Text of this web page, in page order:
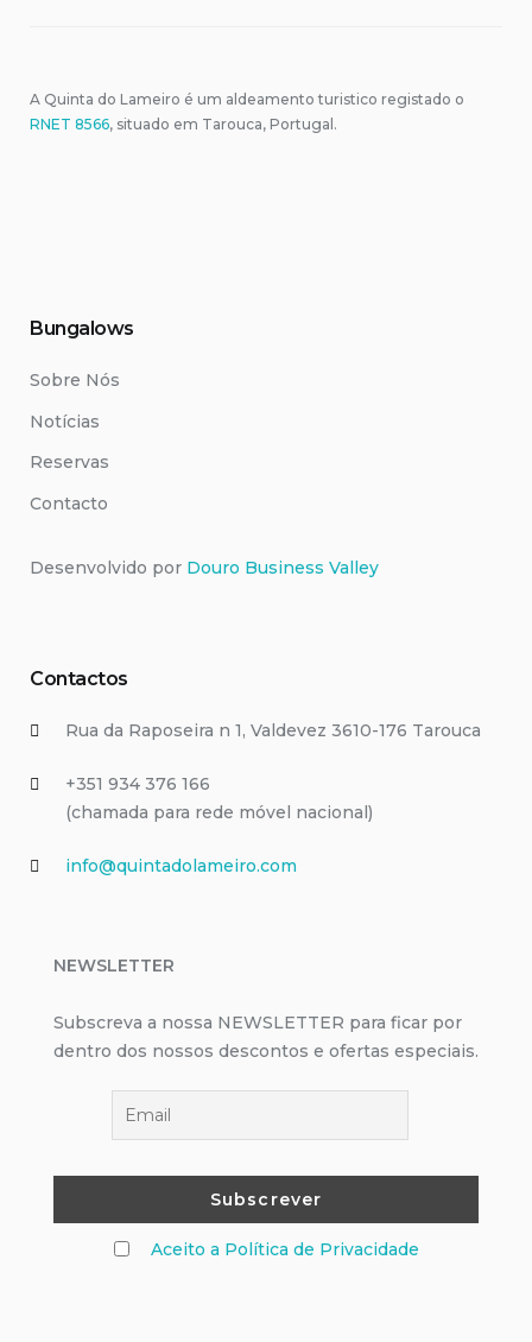
A Quinta do Lameiro é um aldeamento turistico registado o
RNET 8566, situado em Tarouca, Portugal.
Bungalows
Sobre Nós
Notícias
Reservas
Contacto
Desenvolvido por Douro Business Valley
Contactos
Rua da Raposeira n 1, Valdevez 3610-176 Tarouca
+351 ‭934 376 166‬
(chamada para rede móvel nacional)
info@quintadolameiro.com
NEWSLETTER
Subscreva a nossa NEWSLETTER para ficar por
dentro dos nossos descontos e ofertas especiais.
Aceito a Política de Privacidade